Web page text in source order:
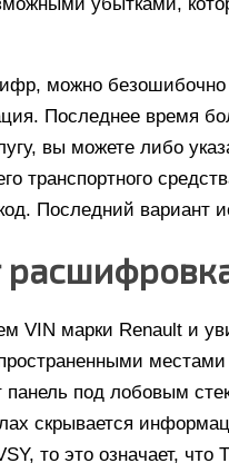
можно безошибочно
Последнее время
вы можете либо
транспортного
Последний вариант
VIN марки Renault и
местами
под лобовым
скрывается
то это означает,